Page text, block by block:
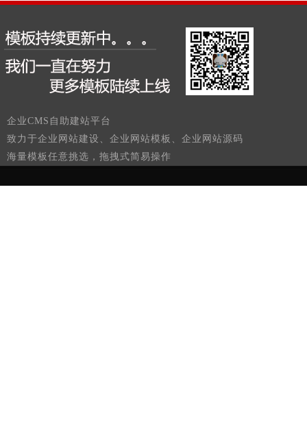
企业CMS自助建站平台
致力于企业网站建设、企业网站模板、企业网站源码
海量模板任意挑选，拖拽式简易操作